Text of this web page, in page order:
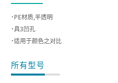
˙PE材质,半透明
˙具3凹孔
˙适用于颜色之对比
所有型号